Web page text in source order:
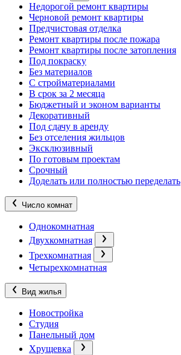
Недорогой ремонт квартиры
Черновой ремонт квартиры
Предчистовая отделка
Ремонт квартиры после пожара
Ремонт квартиры после затопления
Под покраску
Без материалов
С стройматериалами
В срок за 2 месяца
Бюджетный и эконом варианты
Декоративный
Под сдачу в аренду
Без отселения жильцов
Эксклюзивный
По готовым проектам
Срочный
Доделать или полностью переделать
Число комнат
Однокомнатная
Двухкомнатная
Трехкомнатная
Четырехкомнатная
Вид жилья
Новостройка
Студия
Панельный дом
Хрущевка